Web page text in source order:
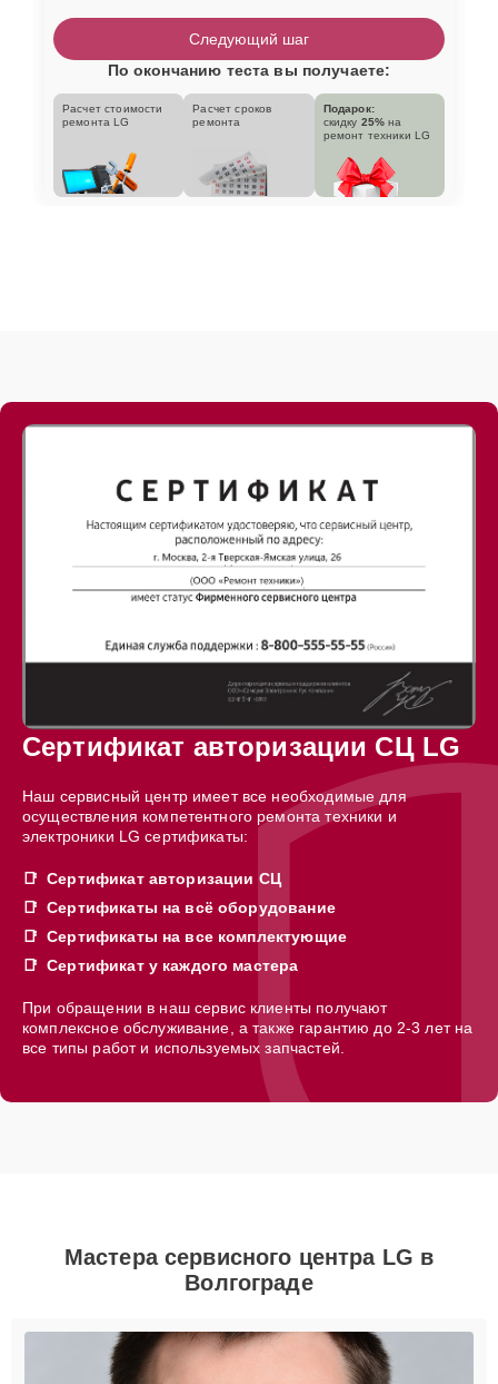
Следующий шаг
По окончанию теста вы получаете:
Расчет стоимости
ремонта LG
Расчет сроков
ремонта
Подарок:
скидку 25% на
ремонт техники LG
Сертификат авторизации СЦ LG
Наш сервисный центр имеет все необходимые для
осуществления компетентного ремонта техники и
электроники LG сертификаты:
Сертификат авторизации СЦ
Сертификаты на всё оборудование
Сертификаты на все комплектующие
Сертификат у каждого мастера
При обращении в наш сервис клиенты получают
комплексное обслуживание, а также гарантию до 2-3 лет на
все типы работ и используемых запчастей.
Мастера сервисного центра LG в
Волгограде